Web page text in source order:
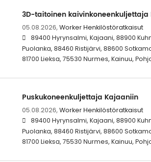
3D-taitoinen kaivinkoneenkuljettaja
05.08.2026, Worker Henkilöstöratkaisut
89400 Hyrynsalmi, Kajaani, 88900
Puolanka, 88460 Ristijärvi, 88600
81700 Lieksa, 75530 Nurmes, Kainuu,
Puskukoneenkuljettaja Kajaaniin
05.08.2026, Worker Henkilöstöratkaisut
89400 Hyrynsalmi, Kajaani, 88900
Puolanka, 88460 Ristijärvi, 88600
81700 Lieksa, 75530 Nurmes, Kainuu,